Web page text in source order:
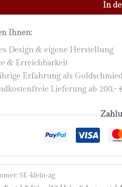
In
Ihnen:
Design & eigene Herstellung
& Erreichbarkeit
Erfahrung als
Lieferung ab 200,-
SE-klein-ag